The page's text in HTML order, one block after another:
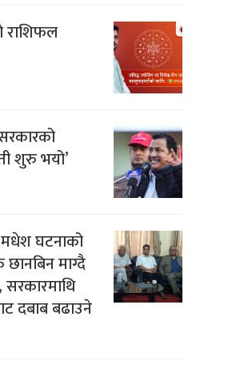
शुरु भयो’
घटनाको
छानबिन माग्दै
सरकारमाथि
दबाब बढाउने